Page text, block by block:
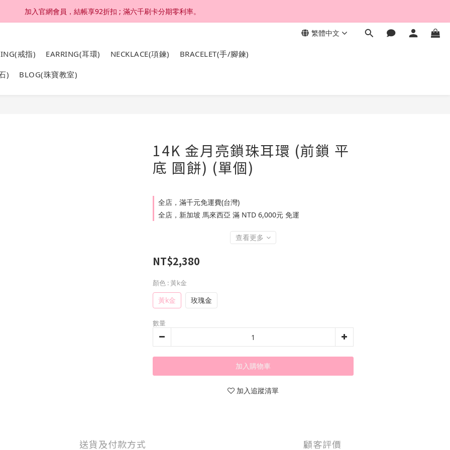
加入官網會員，結帳享92折扣 ; 滿六千刷卡分期零利率。
加入官網會員，結帳享92折扣 ; 滿六千刷卡分期零利率。
加入官網會員，結帳享92折扣 ; 滿六千刷卡分期零利率。
繁體中文
戒指) EARRING(耳環) NECKLACE(項鍊) BRACELET(手/腳鍊)
) BLOG(珠寶教室)
14K 金月亮鎖珠耳環 (前鎖 平
底 圓餅) (單個)
全店，滿千元免運費(台灣)
全店，新加坡 馬來西亞 滿 NTD 6,000元 免運
查看更多
NT$2,380
顏色 : 黃k金
黃k金 玫瑰金
數量
加入購物車
加入追蹤清單
送貨及付款方式 顧客評價